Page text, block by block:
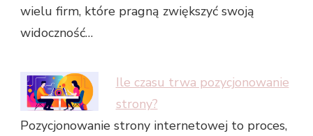
wielu firm, które pragną zwiększyć swoją
widoczność…
Ile czasu trwa pozycjonowanie
strony?
Pozycjonowanie strony internetowej to proces,